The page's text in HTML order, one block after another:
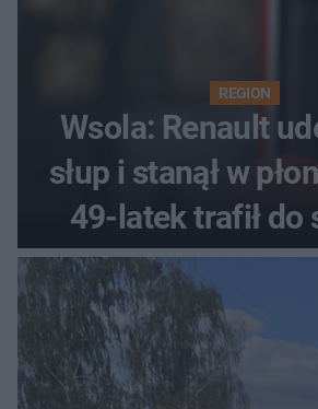
REGION
Wsola: Renault
słup i stanął w
49-latek trafił do